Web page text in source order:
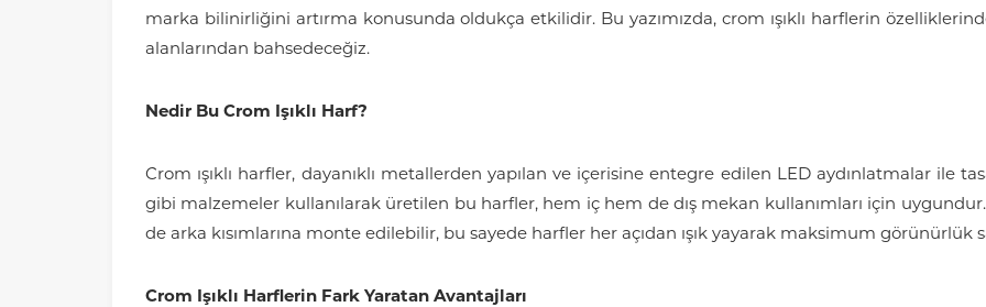
marka bilinirliğini artırma konusunda oldukça etkilidir. Bu yazımızda, crom ışıklı harflerin
alanlarından bahsedeceğiz.
Nedir Bu Crom Işıklı Harf?
Crom ışıklı harfler, dayanıklı metallerden yapılan ve içerisine entegre edilen LED aydınlatmalar ile
gibi malzemeler kullanılarak üretilen bu harfler, hem iç hem de dış mekan kullanımları için
de arka kısımlarına monte edilebilir, bu sayede harfler her açıdan ışık yayarak maksimum görünürlük
Crom Işıklı Harflerin Fark Yaratan Avantajları